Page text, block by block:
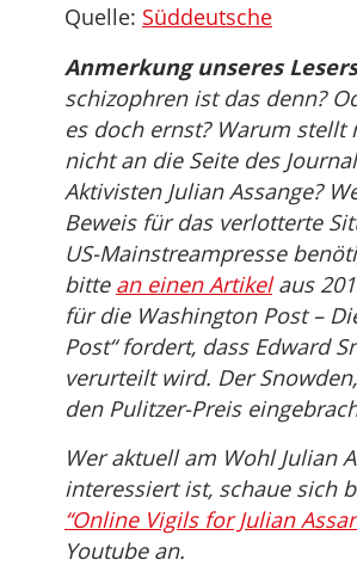
Quelle: Süddeutsche
Anmerkung unseres Lesers
schizophren ist das denn?
es doch ernst? Warum stellt
nicht an die Seite des
Aktivisten Julian Assange?
Beweis für das verlotterte
US-Mainstreampresse
bitte an einen Artikelaus
für die Washington Post –
Post“ fordert, dass Edward
verurteilt wird. Der
den Pulitzer-Preis
Wer aktuell am Wohl Julian
interessiert ist, schaue sich
“Online Vigils for Julian
Youtube an.